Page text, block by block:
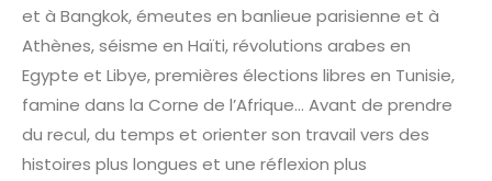
et à Bangkok, émeutes en banlieue parisienne et à
Athènes, séisme en Haïti, révolutions arabes en
Egypte et Libye, premières élections libres en Tunisie,
famine dans la Corne de l’Afrique… Avant de prendre
du recul, du temps et orienter son travail vers des
histoires plus longues et une réflexion plus